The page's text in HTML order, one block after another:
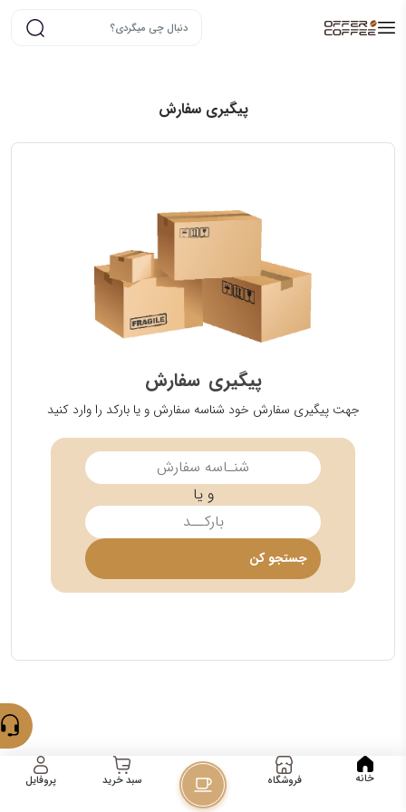
پیگیری سفارش
پیگیری سفارش
جهت پیگیری سفارش خود شناسه سفارش و یا بارکد را وارد کنید
و یا
جستجو کن
خانه فروشگاه سبد خرید پروفایل